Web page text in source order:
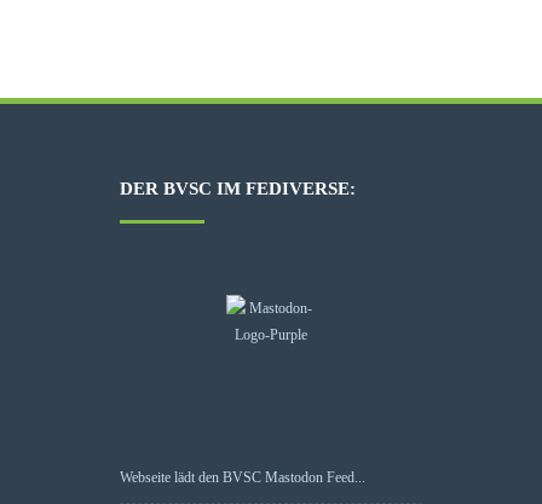
DER BVSC IM FEDIVERSE:
Webseite lädt den BVSC Mastodon Feed...